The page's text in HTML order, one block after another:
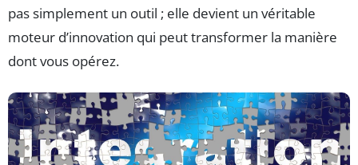
pas simplement un outil ; elle devient un véritable
moteur d’innovation qui peut transformer la manière
dont vous opérez.